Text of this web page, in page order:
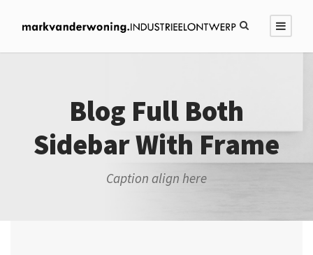
Blog Full Both
Sidebar With Frame
Caption align here